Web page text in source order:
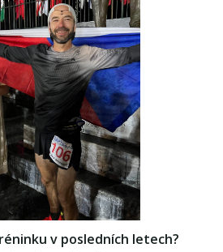
v posledních letech?